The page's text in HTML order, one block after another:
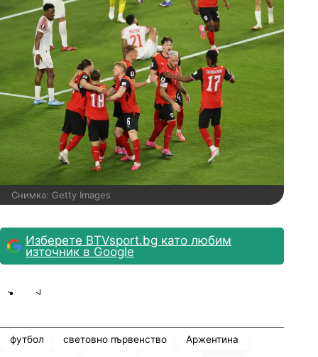
Снимка: Getty Images
Изберете BTVsport.bg като любим
източник в Google
футбол световно първенство Аржентина